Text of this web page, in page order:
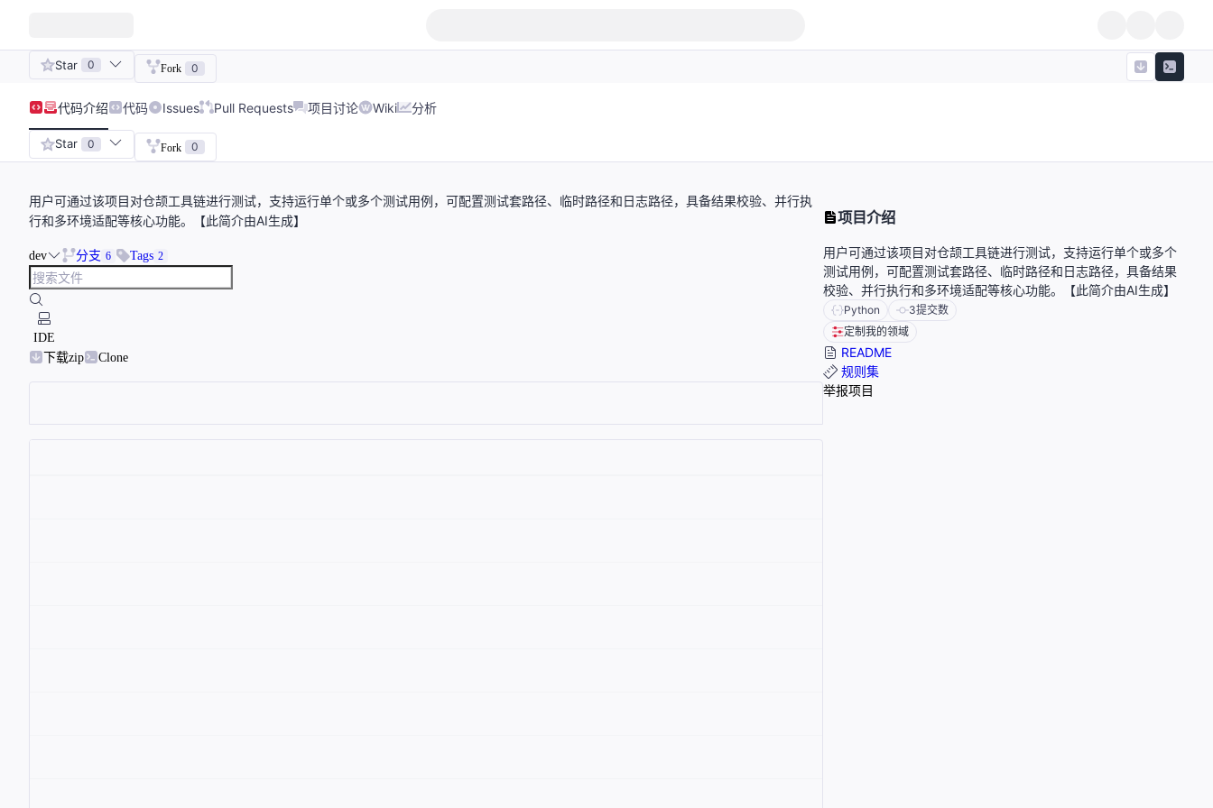
Star 0 Fork 0
代码介绍 代码 Issues Pull Requests 项目讨论 Wiki 分析
Star 0 Fork 0
用户可通过该项目对仓颉工具链进行测试，支持运行单个或多个测试用例，可配置测试套路径、临时路径和日志路径，具备结果校验、并行执
行和多环境适配等核心功能。【此简介由AI生成】
dev 分支 6 Tags 2
IDE
下载zip
Clone
项目介绍
用户可通过该项目对仓颉工具链进行测试，支持运行单个或多个
测试用例，可配置测试套路径、临时路径和日志路径，具备结果
校验、并行执行和多环境适配等核心功能。【此简介由AI生成】
Python 3提交数
定制我的领域
README
规则集
举报项目